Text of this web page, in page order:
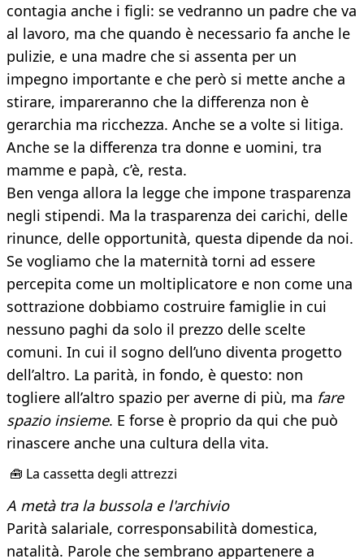
contagia anche i figli: se vedranno un padre che va
al lavoro, ma che quando è necessario fa anche le
pulizie, e una madre che si assenta per un
impegno importante e che però si mette anche a
stirare, impareranno che la differenza non è
gerarchia ma ricchezza. Anche se a volte si litiga.
Anche se la differenza tra donne e uomini, tra
mamme e papà, c’è, resta.
Ben venga allora la legge che impone trasparenza
negli stipendi. Ma la trasparenza dei carichi, delle
rinunce, delle opportunità, questa dipende da noi.
Se vogliamo che la maternità torni ad essere
percepita come un moltiplicatore e non come una
sottrazione dobbiamo costruire famiglie in cui
nessuno paghi da solo il prezzo delle scelte
comuni. In cui il sogno dell’uno diventa progetto
dell’altro. La parità, in fondo, è questo: non
togliere all’altro spazio per averne di più, ma fare
spazio insieme. E forse è proprio da qui che può
rinascere anche una cultura della vita.
🧰 La cassetta degli attrezzi
A metà tra la bussola e l'archivio
Parità salariale, corresponsabilità domestica,
natalità. Parole che sembrano appartenere a